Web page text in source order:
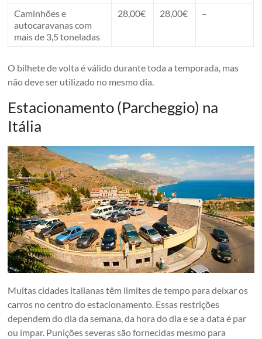
Caminhões e
autocaravanas com
mais de 3,5 toneladas
28,00€ 28,00€ –
O bilhete de volta é válido durante toda a temporada, mas
não deve ser utilizado no mesmo dia.
Estacionamento (Parcheggio) na
Itália
Muitas cidades italianas têm limites de tempo para deixar os
carros no centro do estacionamento. Essas restrições
dependem do dia da semana, da hora do dia e se a data é par
ou ímpar. Punições severas são fornecidas mesmo para